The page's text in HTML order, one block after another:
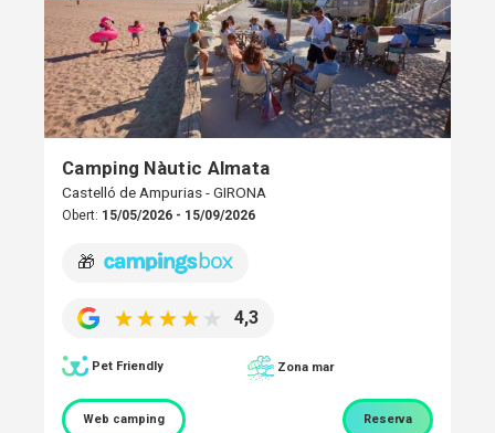
Camping Nàutic Almata
Castelló de Ampurias - GIRONA
Obert: 15/05/2026 - 15/09/2026
🎁
4,3
Pet Friendly Zona mar
Web camping Reserva